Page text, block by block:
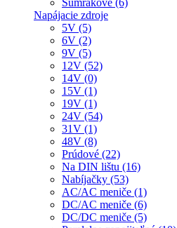
Súmrakové (6)
Napájacie zdroje
5V (5)
6V (2)
9V (5)
12V (52)
14V (0)
15V (1)
19V (1)
24V (54)
31V (1)
48V (8)
Prúdové (22)
Na DIN lištu (16)
Nabíjačky (53)
AC/AC meniče (1)
DC/AC meniče (6)
DC/DC meniče (5)